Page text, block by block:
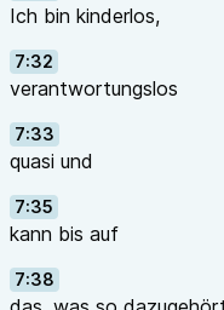
Ich bin kinderlos,
7:32
verantwortungslos
7:33
quasi und
7:35
kann bis auf
7:38